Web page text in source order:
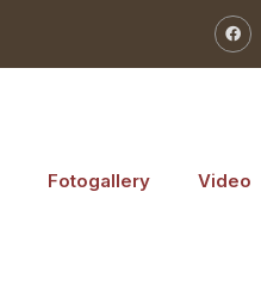
Fotogallery Video